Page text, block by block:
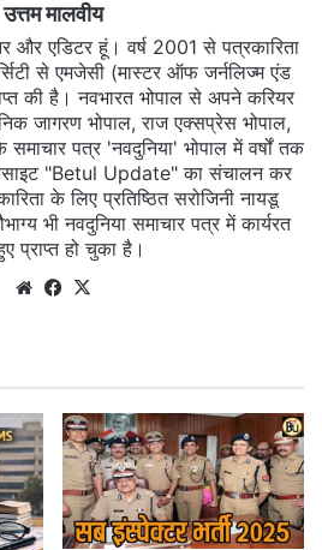
उत्तम मालवीय
एडिटर हूं। वर्ष 2001 से पत्रकारिता
से एमजेसी (मास्टर ऑफ जर्नलिज्म एंड
की है। नवभारत भोपाल से अपने करियर
जागरण भोपाल, राज एक्सप्रेस भोपाल,
पत्र 'नवदुनिया' भोपाल में वर्षों तक
"Betul Update" का संचालन कर
के लिए प्रतिष्ठित सरोजिनी नायडू
भी नवदुनिया समाचार पत्र में कार्यरत
प्राप्त हो चुका है।
WebsiteFacebook